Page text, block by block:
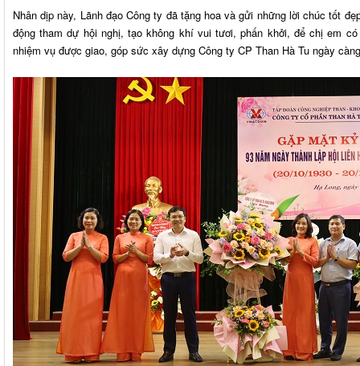
Nhân dịp này, Lãnh đạo Công ty đã tặng hoa và gửi những lời chúc tốt
động tham dự hội nghị, tạo không khí vui tươi, phấn khởi, để chị em
nhiệm vụ được giao, góp sức xây dựng Công ty CP Than Hà Tu ngày